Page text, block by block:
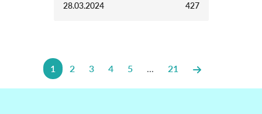
28.03.2024 427
1 2 3 4 5 ... 21